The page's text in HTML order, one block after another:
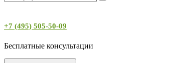
+7 (495) 505-50-09
Бесплатные консультации